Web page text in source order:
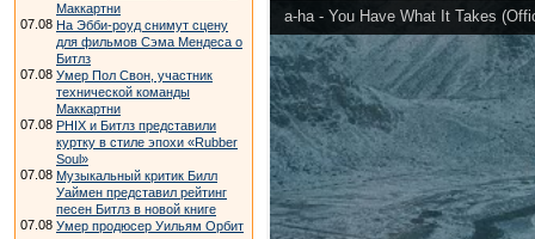
Маккартни
07.08 На Эбби-роуд снимут сцену
для фильмов Сэма Мендеса о
Битлз
07.08 Умер Пол Свон, участник
технической команды
Маккартни
07.08 PHIX и Битлз представили
куртку в стиле эпохи «Rubber
Soul»
07.08 Музыкальный критик Билл
Уаймен представил рейтинг
песен Битлз в новой книге
07.08 Умер продюсер Уильям Орбит
a-ha - You Have What It Takes